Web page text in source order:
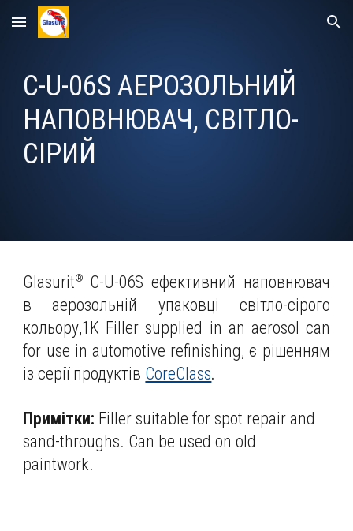
Skip to main content Skip to navigation
C-U-06SАЕРОЗОЛЬНИЙ
НАПОВНЮВАЧ, СВІТЛО-
СІРИЙ
Glasurit® C-U-06S ефективний наповнювач
в аерозольній упаковці світло-сірого
кольору,1K Filler supplied in an aerosol can
for use in automotive refinishing, є рішенням
із серії продуктів CoreClass.
Примітки: Filler suitable for spot repair and
sand-throughs. Can be used on old
paintwork.